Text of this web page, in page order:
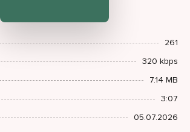
261
320 kbps
7.14 MB
3:07
05.07.2026